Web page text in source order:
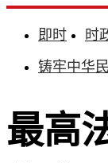
即时 时
铸牢中华
最高